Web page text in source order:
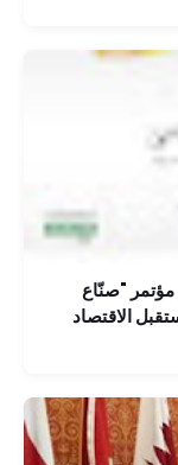
من مؤتمر "صنّاع
الاقتصاد